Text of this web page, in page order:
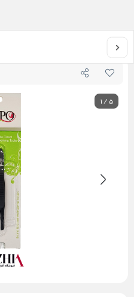
خانه
1/5